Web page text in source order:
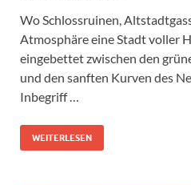
Wo Schlossruinen,
Atmosphäre eine Stadt voller
eingebettet zwischen den
und den sanften Kurven des
Inbegriff …
WEITERLESEN